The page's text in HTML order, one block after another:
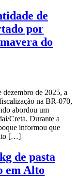
de
por
do
de 2025, a
na BR-070,
abordou um
Creta. Durante a
informou que
[…]
de pasta
em Alto